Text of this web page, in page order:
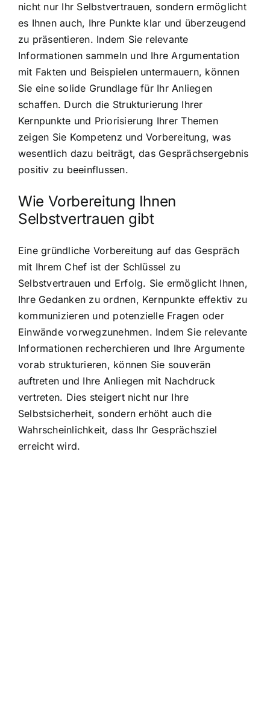
nicht nur Ihr Selbstvertrauen, sondern ermöglicht
es Ihnen auch, Ihre Punkte klar und überzeugend
zu präsentieren. Indem Sie relevante
Informationen sammeln und Ihre Argumentation
mit Fakten und Beispielen untermauern, können
Sie eine solide Grundlage für Ihr Anliegen
schaffen. Durch die Strukturierung Ihrer
Kernpunkte und Priorisierung Ihrer Themen
zeigen Sie Kompetenz und Vorbereitung, was
wesentlich dazu beiträgt, das Gesprächsergebnis
positiv zu beeinflussen.
Wie Vorbereitung Ihnen
Selbstvertrauen gibt
Eine gründliche Vorbereitung auf das Gespräch
mit Ihrem Chef ist der Schlüssel zu
Selbstvertrauen und Erfolg. Sie ermöglicht Ihnen,
Ihre Gedanken zu ordnen, Kernpunkte effektiv zu
kommunizieren und potenzielle Fragen oder
Einwände vorwegzunehmen. Indem Sie relevante
Informationen recherchieren und Ihre Argumente
vorab strukturieren, können Sie souverän
auftreten und Ihre Anliegen mit Nachdruck
vertreten. Dies steigert nicht nur Ihre
Selbstsicherheit, sondern erhöht auch die
Wahrscheinlichkeit, dass Ihr Gesprächsziel
erreicht wird.